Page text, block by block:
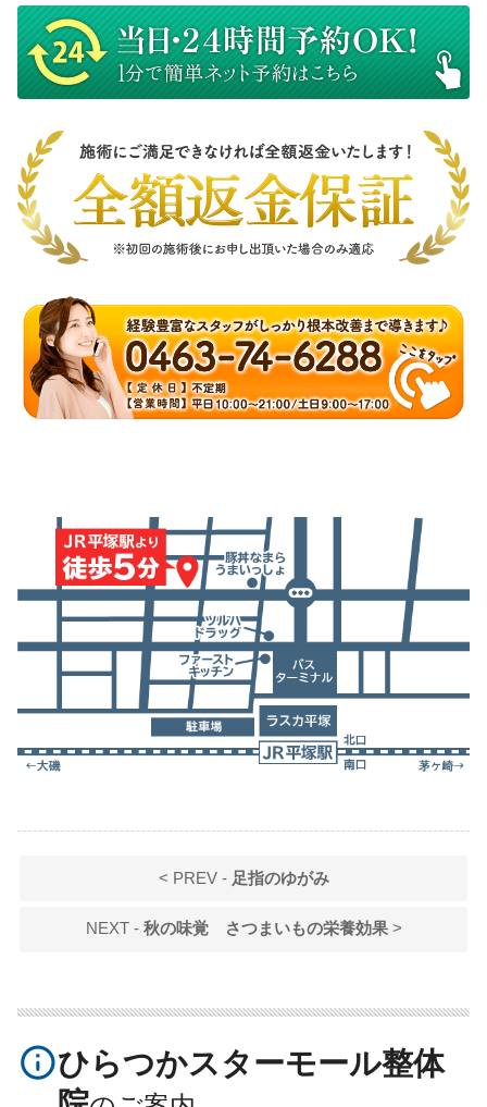
< PREV - 足指のゆがみ
NEXT - 秋の味覚 さつまいもの栄養効果>
info_outlineひらつかスターモール整体